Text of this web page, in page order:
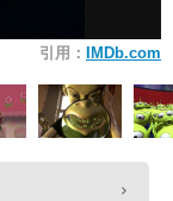
引用： IMDb.com